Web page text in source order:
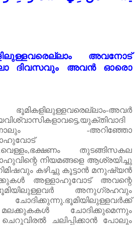
അവനോട്
ദിവസവും അവൻ ഓരൊ
അവർ
-അറിഞ്ഞോ
തുടങ്ങിസകല
നിയമങ്ങളെ ആശ്രയിച്ചു
കഴിച്ചു കൂട്ടാൻ മനുഷ്യൻ
അള്ളാഹുവോട് അവന്റെ
അനുഗ്രഹവും
ചോദിക്കുമെന്നും
ചലിപ്പിക്കാൻ പോലും